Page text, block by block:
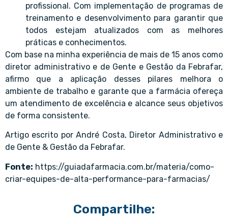
profissional. Com implementação de programas de
treinamento e desenvolvimento para garantir que
todos estejam atualizados com as melhores
práticas e conhecimentos.
Com base na minha experiência de mais de 15 anos como
diretor administrativo e de Gente e Gestão da Febrafar,
afirmo que a aplicação desses pilares melhora o
ambiente de trabalho e garante que a farmácia ofereça
um atendimento de excelência e alcance seus objetivos
de forma consistente.
Artigo escrito por André Costa, Diretor Administrativo e
de Gente & Gestão da Febrafar.
Fonte: https://guiadafarmacia.com.br/materia/como-
criar-equipes-de-alta-performance-para-farmacias/
Compartilhe: